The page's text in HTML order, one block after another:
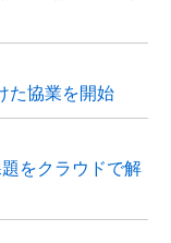
た協業を開始
をクラウドで解